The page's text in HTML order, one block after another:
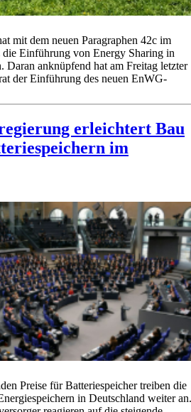
mit dem neuen Paragraphen 42c im
die Einführung von Energy Sharing in
Daran anknüpfend hat am Freitag letzter
der Einführung des neuen EnWG-
erleichtert Bau
im
Preise für Batteriespeicher treiben die
in Deutschland weiter an.